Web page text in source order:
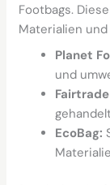
Footbags.
Materialien
Planet
und
EcoBag: